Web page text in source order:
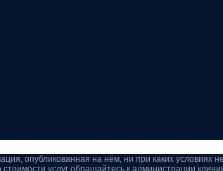
опубликованная на нём, ни при каких условиях
услуг обращайтесь к администрации